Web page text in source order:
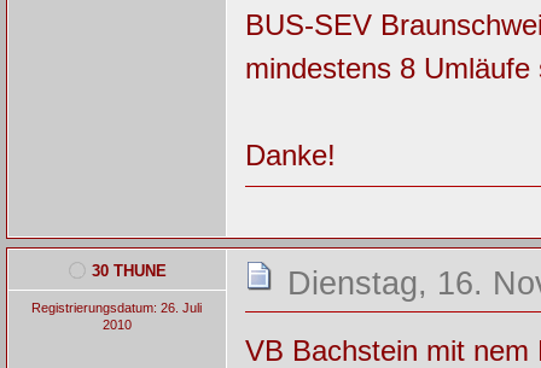
BUS-SEV
mindestens 8 Umläufe
Danke!
30 THUNE
Registrierungsdatum: 26. Juli
2010
Dienstag, 16.
VB Bachstein mit